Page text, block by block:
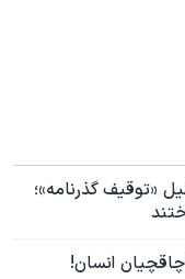
«توقیف گذرنامه»؛
انسان!